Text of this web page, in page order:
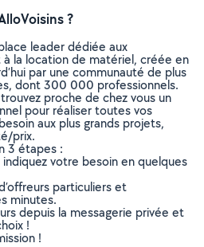
?
leader dédiée aux
la location de matériel, créée en
par une communauté de plus
dont 300 000 professionnels.
proche de chez vous un
pour réaliser toutes vos
aux plus grands projets,
prix.
3 étapes :
votre besoin en quelques
particuliers et
minutes.
depuis la messagerie privée et
!
!